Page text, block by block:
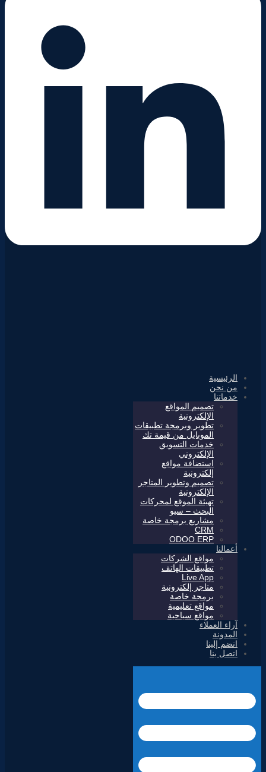
الرئيسية
من نحن
خدماتنا
تصميم المواقع
الإلكترونية
تطوير وبرمجة تطبيقات
الموبايل من قيمة تك
خدمات التسويق
الإلكتروني
استضافة مواقع
إلكترونية
تصميم وتطوير المتاجر
الإلكترونية
تهيئة الموقع لمحركات
البحث – سيو
مشاريع برمجة خاصة
CRM
ODOO ERP
أعمالنا
مواقع الشركات
تطبيقات الهاتف
Live App
متاجر إلكترونية
برمجة خاصة
مواقع تعليمية
مواقع سياحية
آراء العملاء
المدونة
انضم إلينا
اتصل بنا